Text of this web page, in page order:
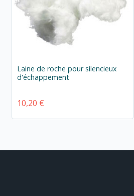
Laine de roche pour silencieux
d'échappement
10,20 €